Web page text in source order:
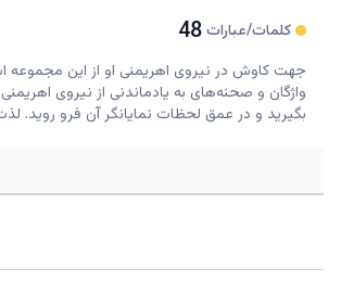
کلمات/عبارات48
جهت کاوش در نیروی اهریمنی او از این مجموعه
واژگان و صحنه‌های به یادماندنی از نیروی
بگیرید و در عمق لحظات نمایانگر آن فرو روید.